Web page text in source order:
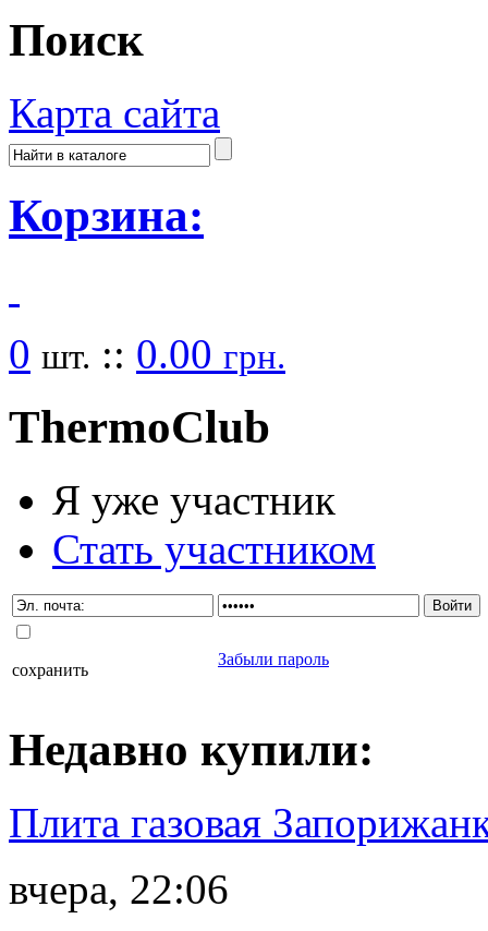
Поиск
Карта сайта
Корзина:
0 шт. :: 0.00 грн.
ThermoClub
Я уже участник
Стать участником
сохранить
Забыли пароль
Недавно купили:
Плита газовая
вчера, 22:06